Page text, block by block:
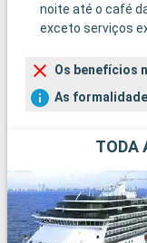
noite até o café
exceto serviços
Os benefícios
As
TODA